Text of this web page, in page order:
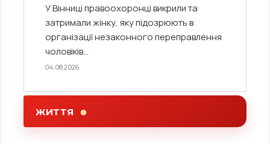
У Вінниці правоохоронці викрили та
затримали жінку, яку підозрюють в
організації незаконного переправлення
чоловіків...
04.08.2026
ЖИТТЯ